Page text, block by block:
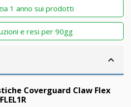
1 anno sui prodotti
e resi per 90gg
Coverguard Claw Flex